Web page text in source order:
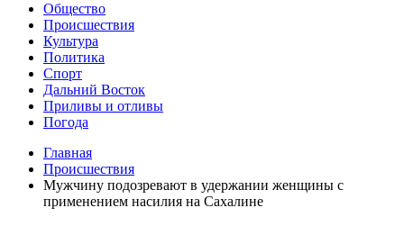
Общество
Происшествия
Культура
Политика
Спорт
Дальний Восток
Приливы и отливы
Погода
Главная
Происшествия
Мужчину подозревают в удержании женщины с
применением насилия на Сахалине